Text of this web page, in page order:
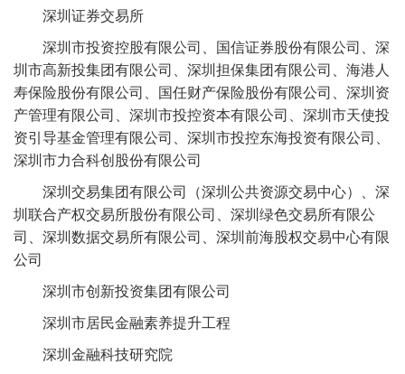
深圳证券交易所
深圳市投资控股有限公司、国信证券股份有限公司、深
圳市高新投集团有限公司、深圳担保集团有限公司、海港人
寿保险股份有限公司、国任财产保险股份有限公司、深圳资
产管理有限公司、深圳市投控资本有限公司、深圳市天使投
资引导基金管理有限公司、深圳市投控东海投资有限公司、
深圳市力合科创股份有限公司
深圳交易集团有限公司（深圳公共资源交易中心）、深
圳联合产权交易所股份有限公司、深圳绿色交易所有限公
司、深圳数据交易所有限公司、深圳前海股权交易中心有限
公司
深圳市创新投资集团有限公司
深圳市居民金融素养提升工程
深圳金融科技研究院